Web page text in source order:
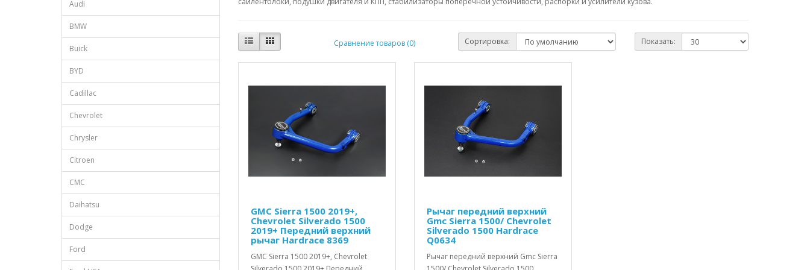
Audi
BMW
Buick
BYD
Cadillac
Chevrolet
Chrysler
Citroen
CMC
Daihatsu
Dodge
Ford
Сравнение товаров (0) Сортировка: Показать:
GMC Sierra 1500 2019+,
Chevrolet Silverado 1500
2019+ Передний верхний
рычаг Hardrace 8369
GMC Sierra 1500 2019+, Chevrolet
Рычаг передний верхний
Gmc Sierra 1500/ Chevrolet
Silverado 1500 Hardrace
Q0634
Рычаг передний верхний Gmc Sierra